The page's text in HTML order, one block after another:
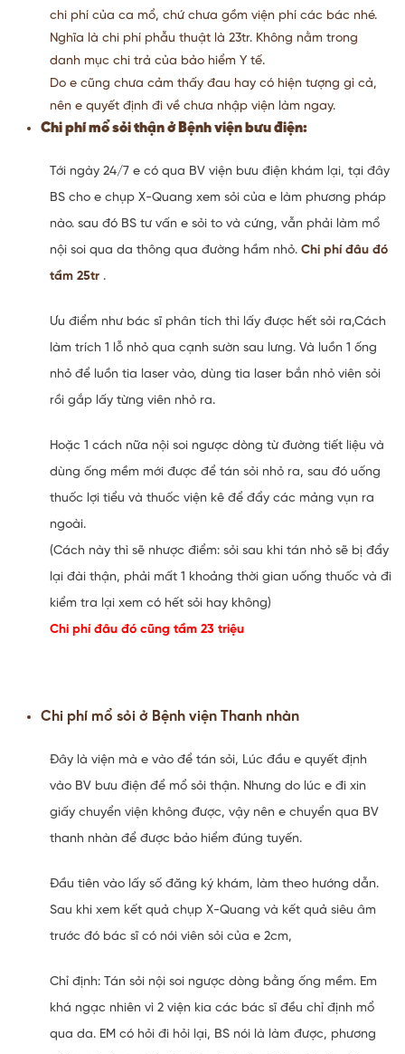
chi phí của ca mổ, chứ chưa gồm viện phí các bác nhé.
Nghĩa là chi phí phẫu thuật là 23tr. Không nằm trong
danh mục chi trả của bảo hiểm Y tế.
Do e cũng chưa cảm thấy đau hay có hiện tượng gì cả,
nên e quyết định đi về chưa nhập viện làm ngay.
Chi phí mổ sỏi thận ở Bệnh viện bưu điện:
Tới ngày 24/7 e có qua BV viện bưu điện khám lại, tại đây
BS cho e chụp X-Quang xem sỏi của e làm phương pháp
nào. sau đó BS tư vấn e sỏi to và cứng, vẫn phải làm mổ
nội soi qua da thông qua đường hầm nhỏ. Chi phí đâu đó
tầm 25tr .
Ưu điểm như bác sĩ phân tích thì lấy được hết sỏi ra,Cách
làm trích 1 lỗ nhỏ qua cạnh sườn sau lưng. Và luồn 1 ống
nhỏ để luồn tia laser vào, dùng tia laser bắn nhỏ viên sỏi
rồi gắp lấy từng viên nhỏ ra.
Hoặc 1 cách nữa nội soi ngược dòng từ đường tiết liệu và
dùng ống mềm mới được để tán sỏi nhỏ ra, sau đó uống
thuốc lợi tiểu và thuốc viện kê để đẩy các mảng vụn ra
ngoài.
(Cách này thì sẽ nhược điểm: sỏi sau khi tán nhỏ sẽ bị đẩy
lại đài thận, phải mất 1 khoảng thời gian uống thuốc và đi
kiểm tra lại xem có hết sỏi hay không)
Chi phí đâu đó cũng tầm 23 triệu
Chi phí mổ sỏi ở Bệnh viện Thanh nhàn
Đây là viện mà e vào để tán sỏi, Lúc đầu e quyết định
vào BV bưu điện để mổ sỏi thận. Nhưng do lúc e đi xin
giấy chuyển viện không được, vậy nên e chuyển qua BV
thanh nhàn để được bảo hiểm đúng tuyến.
Đầu tiên vào lấy số đăng ký khám, làm theo hướng dẫn.
Sau khi xem kết quả chụp X-Quang và kết quả siêu âm
trước đó bác sĩ có nói viên sỏi của e 2cm,
Chỉ định: Tán sỏi nội soi ngược dòng bằng ống mềm. Em
khá ngạc nhiên vì 2 viện kia các bác sĩ đều chỉ định mổ
qua da. EM có hỏi đi hỏi lại, BS nói là làm được, phương